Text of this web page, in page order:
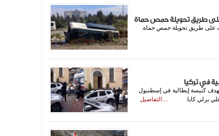
على طريق تحويلة حمص حماة
على طريق تحويلة حمص حماة.
في تركيا
كنيسة إيطالية في إسطنبول
علي يرلي كايا. ....التفاصيل